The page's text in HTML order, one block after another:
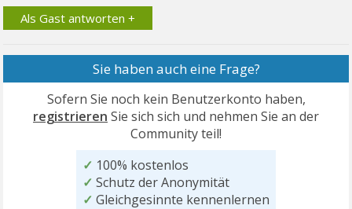
Als Gast antworten +
Sie haben auch eine Frage?
Sofern Sie noch kein Benutzerkonto haben,
registrieren Sie sich sich und nehmen Sie an der
Community teil!
✓ 100% kostenlos
✓ Schutz der Anonymität
✓ Gleichgesinnte kennenlernen